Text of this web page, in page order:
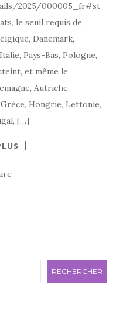
2025/000005_fr#st
le seuil requis de
Danemark,
Pays-Bas, Pologne,
et même le
Autriche,
Hongrie, Lettonie,
[…]
RECHERCHER